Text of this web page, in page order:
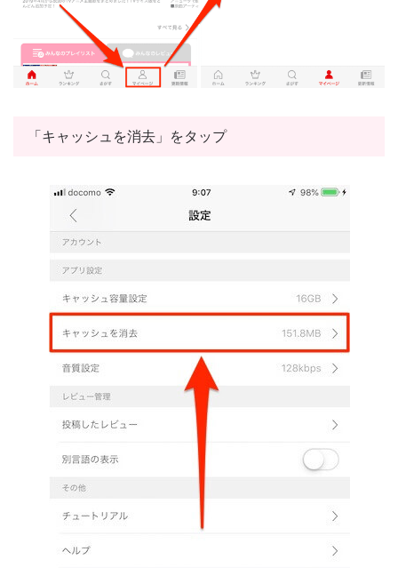
「キャッシュを消去」をタップ